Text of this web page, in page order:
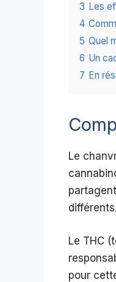
3 Les
4
5 Quel
6 Un
7 En
Le
différents.
Le THC
pour